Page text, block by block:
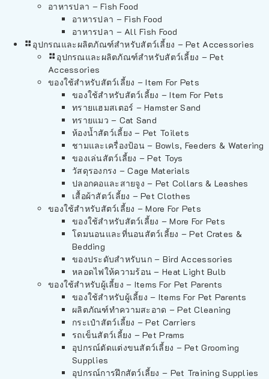
อาหารปลา – Fish Food
อาหารปลา – Fish Food
อาหารปลา – All Fish Food
อุปกรณและผลิตภัณฑ์สำหรับสัตว์เลี้ยง – Pet Accessories
อุปกรณและผลิตภัณฑ์สำหรับสัตว์เลี้ยง – Pet
Accessories
ของใช้สำหรับสัตว์เลี้ยง – Item For Pets
ของใช้สำหรับสัตว์เลี้ยง – Item For Pets
ทรายแฮมสเตอร์ – Hamster Sand
ทรายแมว – Cat Sand
ห้องน้ำสัตว์เลี้ยง – Pet Toilets
ชามและเครื่องป้อน – Bowls, Feeders & Watering
ของเล่นสัตว์เลี้ยง – Pet Toys
วัสดุรองกรง – Cage Materials
ปลอกคอและสายจูง – Pet Collars & Leashes
เสื้อผ้าสัตว์เลี้ยง – Pet Clothes
ของใช้สำหรับสัตว์เลี้ยง – More For Pets
ของใช้สำหรับสัตว์เลี้ยง – More For Pets
โดมนอนและที่นอนสัตว์เลี้ยง – Pet Crates &
Bedding
ของประดับสำหรับนก – Bird Accessories
หลอดไฟให้ความร้อน – Heat Light Bulb
ของใช้สำหรับผู้เลี้ยง – Items For Pet Parents
ของใช้สำหรับผู้เลี้ยง – Items For Pet Parents
ผลิตภัณฑ์ทำความสะอาด – Pet Cleaning
กระเป๋าสัตว์เลี้ยง – Pet Carriers
รถเข็นสัตว์เลี้ยง – Pet Prams
อุปกรณ์ตัดแต่งขนสัตว์เลี้ยง – Pet Grooming
Supplies
อุปกรณ์การฝึกสัตว์เลี้ยง – Pet Training Supplies